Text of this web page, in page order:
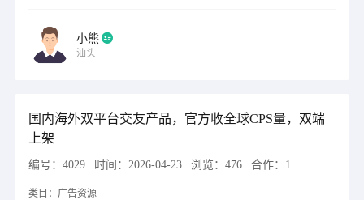
小熊
汕头
国内海外双平台交友产品，官方收全球CPS量，双端
上架
编号： 4029 时间： 2026-04-23 浏览： 476 合作： 1
类目： 广告资源